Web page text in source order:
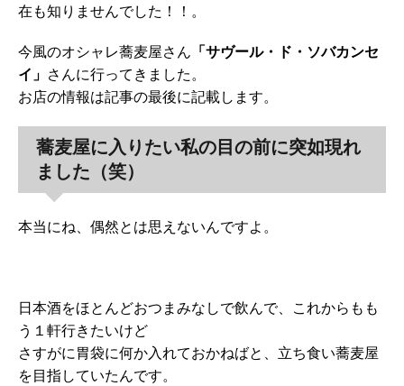
在も知りませんでした！！。
今風のオシャレ蕎麦屋さん 「サヴール・ド・ソバカンセ
イ」 さんに行ってきました。
お店の情報は記事の最後に記載します。
蕎麦屋に入りたい私の目の前に突如現れ
ました（笑）
本当にね、偶然とは思えないんですよ。
日本酒をほとんどおつまみなしで飲んで、これからもも
う１軒行きたいけど
さすがに胃袋に何か入れておかねばと、立ち食い蕎麦屋
を目指していたんです。